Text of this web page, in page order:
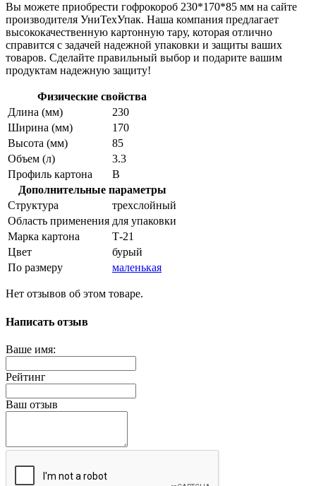
Вы можете приобрести гофрокороб 230*170*85 мм на сайте
производителя УниТехУпак. Наша компания предлагает
высококачественную картонную тару, которая отлично
справится с задачей надежной упаковки и защиты ваших
товаров. Сделайте правильный выбор и подарите вашим
продуктам надежную защиту!
Физические свойства
Длина (мм)
230
Ширина (мм)
170
Высота (мм)
85
Объем (л)
3.3
Профиль картона
В
Дополнительные параметры
Структура
трехслойный
Область применения для упаковки
Марка картона
Т-21
Цвет
бурый
По размеру
маленькая
Нет отзывов об этом товаре.
Написать отзыв
Ваше имя:
Рейтинг
Ваш отзыв